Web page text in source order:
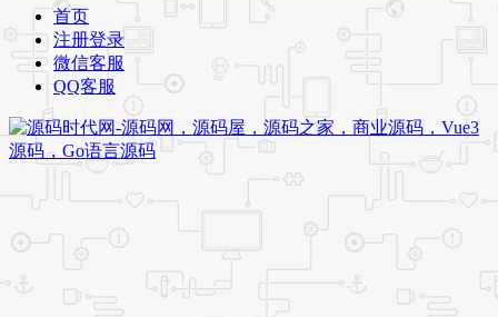
首页
注册登录
微信客服
QQ客服